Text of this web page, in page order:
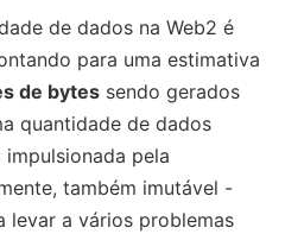
de dados na Web2 é
para uma estimativa
de bytes sendo gerados
quantidade de dados
pela
também imutável -
levar a vários problemas